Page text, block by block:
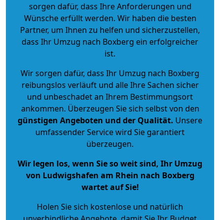
sorgen dafür, dass Ihre Anforderungen und
Wünsche erfüllt werden. Wir haben die besten
Partner, um Ihnen zu helfen und sicherzustellen,
dass Ihr Umzug nach Boxberg ein erfolgreicher
ist.
Wir sorgen dafür, dass Ihr Umzug nach Boxberg
reibungslos verläuft und alle Ihre Sachen sicher
und unbeschadet an Ihrem Bestimmungsort
ankommen. Überzeugen Sie sich selbst von den
günstigen Angeboten und der Qualität. Unsere
umfassender Service wird Sie garantiert
überzeugen.
Wir legen los, wenn Sie so weit sind, Ihr Umzug
von Ludwigshafen am Rhein nach Boxberg
wartet auf Sie!
Holen Sie sich kostenlose und natürlich